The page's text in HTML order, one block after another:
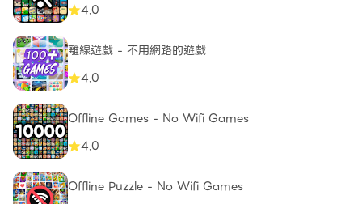
4.0
離線遊戲 - 不用網路的遊戲
4.0
Offline Games - No Wifi Games
4.0
Offline Puzzle - No Wifi Games